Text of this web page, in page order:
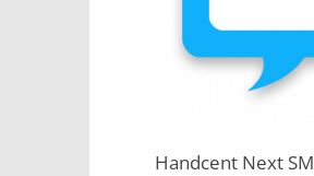
Handcent Next